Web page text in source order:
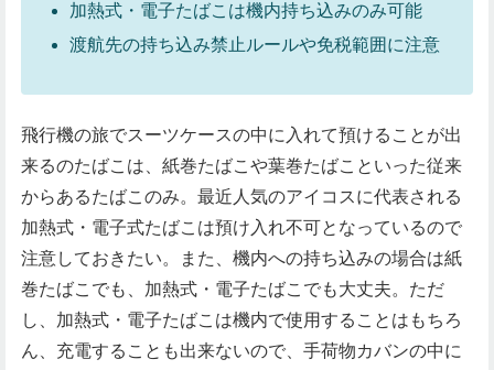
加熱式・電子たばこは機内持ち込みのみ可能
渡航先の持ち込み禁止ルールや免税範囲に注意
飛行機の旅でスーツケースの中に入れて預けることが出
来るのたばこは、紙巻たばこや葉巻たばこといった従来
からあるたばこのみ。最近人気のアイコスに代表される
加熱式・電子式たばこは預け入れ不可となっているので
注意しておきたい。また、機内への持ち込みの場合は紙
巻たばこでも、加熱式・電子たばこでも大丈夫。ただ
し、加熱式・電子たばこは機内で使用することはもちろ
ん、充電することも出来ないので、手荷物カバンの中に